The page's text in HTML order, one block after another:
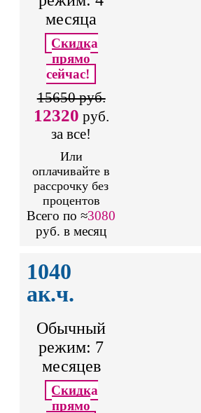
месяца
Скидка
прямо
сейчас!
15650 руб.
12320 руб.
за все!
Или
оплачивайте в
рассрочку без
процентов
Всего по ≈3080
руб. в месяц
1040
ак.ч.
Обычный
режим: 7
месяцев
Скидка
прямо